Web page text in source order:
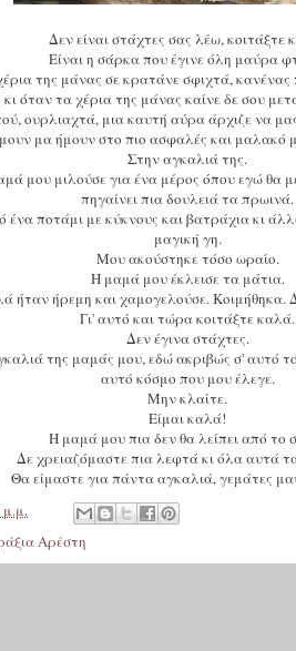
Δεν είναι στάχτες σας λέω, κοιτάξτε
Είναι η σάρκα που έγινε όλη μαύρα
της μάνας σε κρατάνε σφιχτά, κανένας
όταν τα χέρια της μάνας καίνε δε σου
ουρλιαχτά, μια καυτή αύρα άρχιζε να
μα ήμουν στο πιο ασφαλές και μαλακό
Στην αγκαλιά της.
μου μιλούσε για ένα μέρος όπου εγώ θα
πηγαίνει πια δουλειά τα πρωινά.
ποτάμι με κύκνους και βατράχια κι
μαγική γη.
Μου ακούστηκε τόσο ωραίο.
Η μαμά μου έκλεισε τα μάτια.
ήταν ήρεμη και χαμογελούσε. Κοιμήθηκα.
Γι' αυτό και τώρα κοιτάξτε καλά.
Δεν έγινα στάχτες.
της μαμάς μου, εδώ ακριβώς σ' αυτό
αυτό κόσμο που μου έλεγε.
Μην κλαίτε.
Είμαι καλά!
Η μαμά μου πια δεν θα λείπει από το
Δε χρειαζόμαστε πια λεφτά κι όλα αυτά
Θα είμαστε για πάντα αγκαλιά, γεμάτες
μ.μ.
Αρέστη